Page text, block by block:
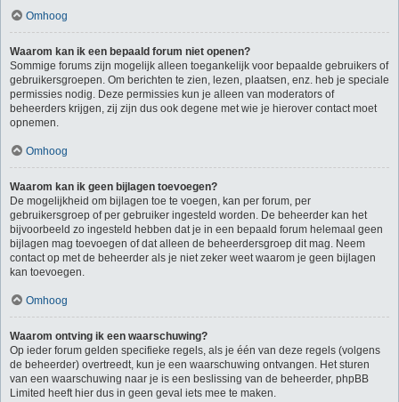
Omhoog
Waarom kan ik een bepaald forum niet openen?
Sommige forums zijn mogelijk alleen toegankelijk voor bepaalde gebruikers of
gebruikersgroepen. Om berichten te zien, lezen, plaatsen, enz. heb je speciale
permissies nodig. Deze permissies kun je alleen van moderators of
beheerders krijgen, zij zijn dus ook degene met wie je hierover contact moet
opnemen.
Omhoog
Waarom kan ik geen bijlagen toevoegen?
De mogelijkheid om bijlagen toe te voegen, kan per forum, per
gebruikersgroep of per gebruiker ingesteld worden. De beheerder kan het
bijvoorbeeld zo ingesteld hebben dat je in een bepaald forum helemaal geen
bijlagen mag toevoegen of dat alleen de beheerdersgroep dit mag. Neem
contact op met de beheerder als je niet zeker weet waarom je geen bijlagen
kan toevoegen.
Omhoog
Waarom ontving ik een waarschuwing?
Op ieder forum gelden specifieke regels, als je één van deze regels (volgens
de beheerder) overtreedt, kun je een waarschuwing ontvangen. Het sturen
van een waarschuwing naar je is een beslissing van de beheerder, phpBB
Limited heeft hier dus in geen geval iets mee te maken.